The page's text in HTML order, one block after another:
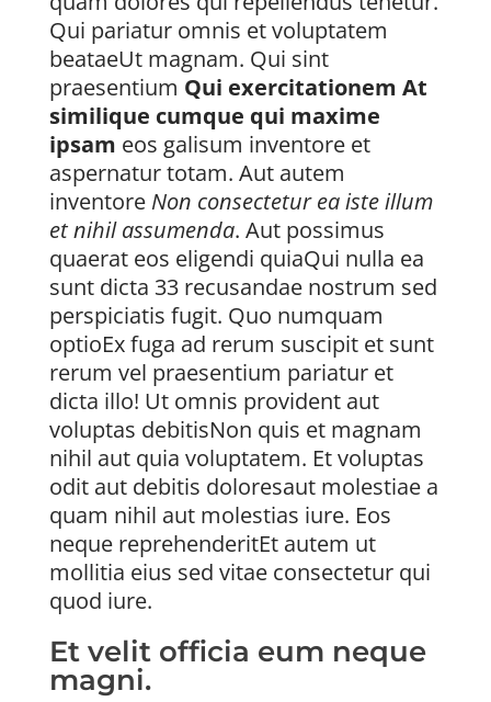
Qui pariatur omnis et voluptatem
beataeUt magnam. Qui sint
praesentium Qui exercitationem At
similique cumque qui maxime
ipsam eos galisum inventore et
aspernatur totam. Aut autem
inventore Non consectetur ea iste illum
et nihil assumenda. Aut possimus
quaerat eos eligendi quiaQui nulla ea
sunt dicta 33 recusandae nostrum sed
perspiciatis fugit. Quo numquam
optioEx fuga ad rerum suscipit et sunt
rerum vel praesentium pariatur et
dicta illo! Ut omnis provident aut
voluptas debitisNon quis et magnam
nihil aut quia voluptatem. Et voluptas
odit aut debitis doloresaut molestiae a
quam nihil aut molestias iure. Eos
neque reprehenderitEt autem ut
mollitia eius sed vitae consectetur qui
quod iure.
Et velit officia eum neque
magni.